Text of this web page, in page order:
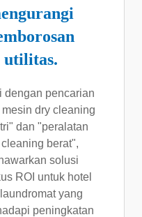
utilitas.
dengan pencarian
dry cleaning
dan "peralatan
berat",
solusi
ROI untuk hotel
yang
peningkatan